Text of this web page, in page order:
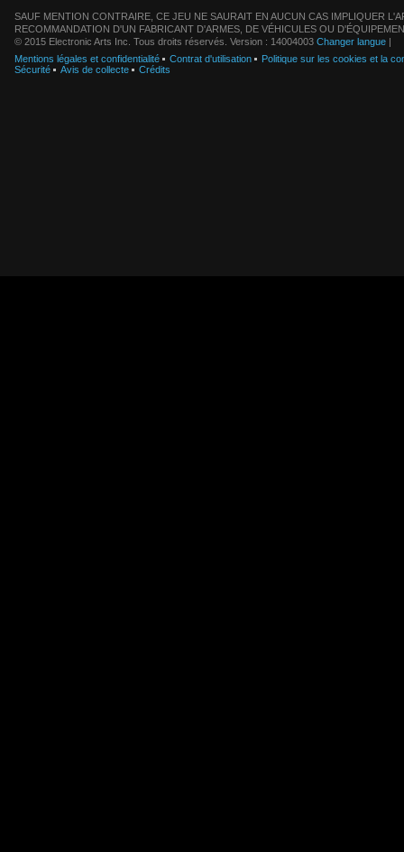
SAUF MENTION CONTRAIRE, CE JEU NE SAURAIT EN AUCUN CAS IMPLIQUER
RECOMMANDATION D'UN FABRICANT D'ARMES, DE VÉHICULES OU
© 2015 Electronic Arts Inc. Tous droits réservés. Version : 14004003 Changer langue |
Mentions légales et confidentialité
Contrat d'utilisation
Politique sur les cookies et la
Sécurité
Avis de collecte Crédits